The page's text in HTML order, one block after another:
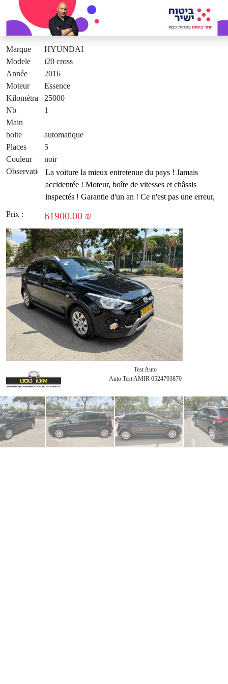
Marque
HYUNDAI
Modele
i20 cross
Année
2016
Moteur
Essence
Kilométrage25000
Nb
Main
1
boite
automatique
Places
5
Couleur
noir
Observation
Prix : 61900.00 ₪
Test Auto
Auto Test AMIR 0524793870